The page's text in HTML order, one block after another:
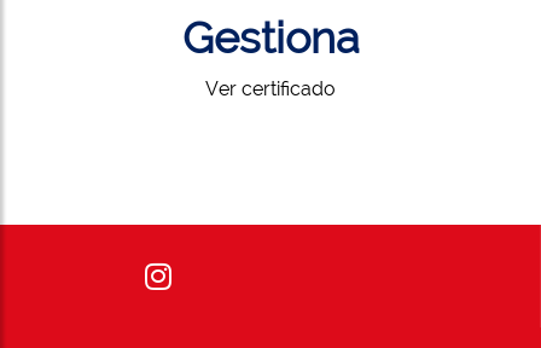
Gestiona
Ver certificado